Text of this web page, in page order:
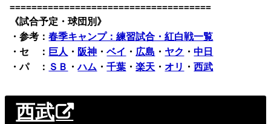
=====================================
《試合予定・球団別》
・参考：春季キャンプ：練習試合・紅白戦一覧
・セ ： 巨人 ・ 阪神 ・ベイ ・ 広島 ・ ヤク ・中日
・パ ： ＳＢ ・ハム ・千葉 ・楽天 ・オリ ・西武
西武